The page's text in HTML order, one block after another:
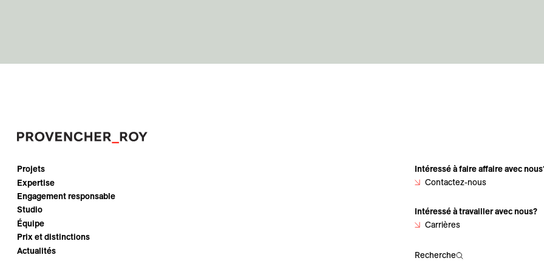
Projets
Expertise
Engagement responsable
Studio
Équipe
Prix et distinctions
Actualités
Intéressé à faire affaire avec
Contactez-nous
Intéressé à travailler avec nous?
Carrières
Recherche